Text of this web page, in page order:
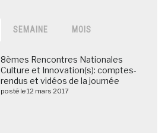
SEMAINE MOIS
8èmes Rencontres Nationales
Culture et Innovation(s): comptes-
rendus et vidéos de la journée
posté le 12 mars 2017